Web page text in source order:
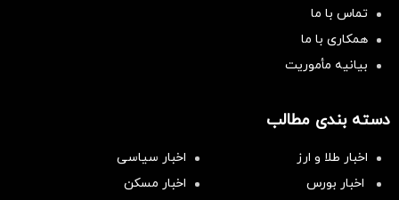
تماس با ما
همکاری با ما
بیانیه مأموریت
دسته بندی مطالب
اخبار طلا و ارز
اخبار سیاسی
اخبار بورس
اخبار مسکن